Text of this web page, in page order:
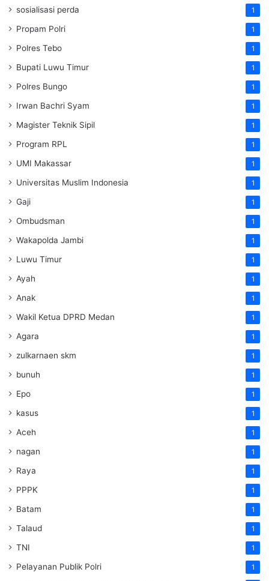
sosialisasi perda 1
Propam Polri 1
Polres Tebo 1
Bupati Luwu Timur 1
Polres Bungo 1
Irwan Bachri Syam 1
Magister Teknik Sipil 1
Program RPL 1
UMI Makassar 1
Universitas Muslim Indonesia 1
Gaji 1
Ombudsman 1
Wakapolda Jambi 1
Luwu Timur 1
Ayah 1
Anak 1
Wakil Ketua DPRD Medan 1
Agara 1
zulkarnaen skm 1
bunuh 1
Epo 1
kasus 1
Aceh 1
nagan 1
Raya 1
PPPK 1
Batam 1
Talaud 1
TNI 1
Pelayanan Publik Polri 1